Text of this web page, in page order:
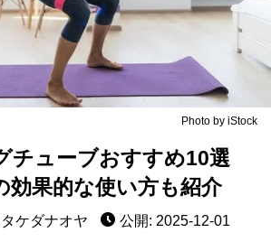
Photo by iStock
チューブおすすめ10選
効果的な使い方も紹介
ケダナオヤ
公開: 2025-12-01